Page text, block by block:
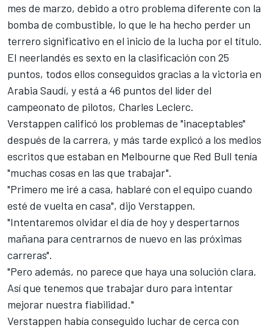
mes de marzo, debido a otro problema diferente con la
bomba de combustible, lo que le ha hecho perder un
terrero significativo en el inicio de la lucha por el título.
El neerlandés es sexto en la clasificación con 25
puntos, todos ellos conseguidos gracias a la victoria en
Arabia Saudí, y está a 46 puntos del líder del
campeonato de pilotos, Charles Leclerc.
Verstappen calificó los problemas de "inaceptables"
después de la carrera, y más tarde explicó a los medios
escritos que estaban en Melbourne que Red Bull tenía
"muchas cosas en las que trabajar".
"Primero me iré a casa, hablaré con el equipo cuando
esté de vuelta en casa", dijo Verstappen.
"Intentaremos olvidar el día de hoy y despertarnos
mañana para centrarnos de nuevo en las próximas
carreras".
"Pero además, no parece que haya una solución clara.
Así que tenemos que trabajar duro para intentar
mejorar nuestra fiabilidad."
Verstappen había conseguido luchar de cerca con